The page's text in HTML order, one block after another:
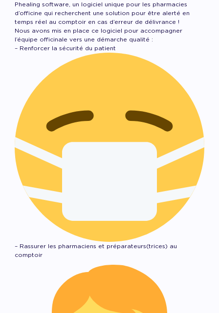
Phealing software, un logiciel unique pour les pharmacies
d’officine qui recherchent une solution pour être alerté en
temps réel au comptoir en cas d’erreur de délivrance !
Nous avons mis en place ce logiciel pour accompagner
l’équipe officinale vers une démarche qualité :
– Renforcer la sécurité du patient
– Rassurer les pharmaciens et préparateurs(trices) au
comptoir